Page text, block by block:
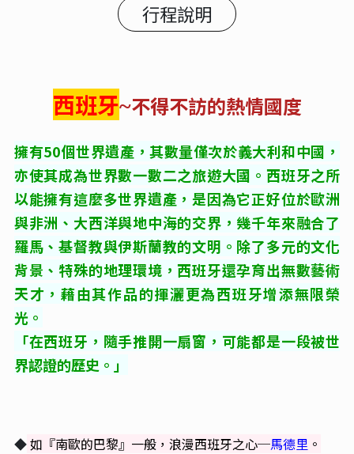
行程說明
西班牙~不得不訪的熱情國度
擁有50個世界遺產，其數量僅次於義大利和中國，
亦使其成為世界數一數二之旅遊大國。西班牙之所
以能擁有這麼多世界遺產，是因為它正好位於歐洲
與非洲、大西洋與地中海的交界，幾千年來融合了
羅馬、基督教與伊斯蘭教的文明。除了多元的文化
背景、特殊的地理環境，西班牙還孕育出無數藝術
天才，藉由其作品的揮灑更為西班牙增添無限榮
光。
「在西班牙，隨手推開一扇窗，可能都是一段被世
界認證的歷史。」
◆如『南歐的巴黎』一般，浪漫西班牙之心─馬德里 。